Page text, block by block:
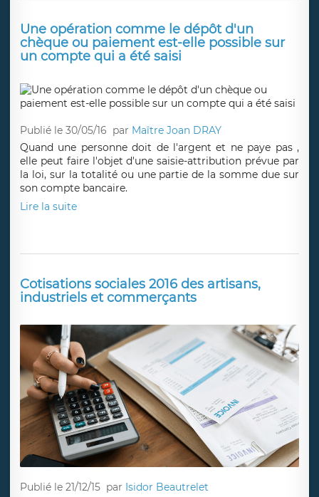
Une opération comme le dépôt d'un
chèque ou paiement est-elle possible sur
un compte qui a été saisi
Publié le 30/05/16 par Maître Joan DRAY
Quand une personne doit de l'argent et ne paye pas ,
elle peut faire l'objet d'une saisie-attribution prévue par
la loi, sur la totalité ou une partie de la somme due sur
son compte bancaire.
Lire la suite
Cotisations sociales 2016 des artisans,
industriels et commerçants
Publié le 21/12/15 par Isidor Beautrelet